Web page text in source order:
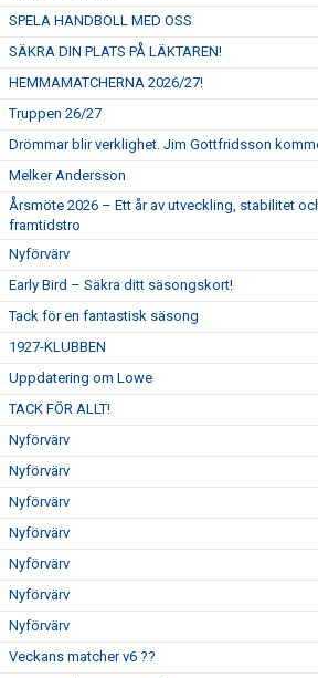
SPELA HANDBOLL MED OSS
SÄKRA DIN PLATS PÅ LÄKTAREN!
HEMMAMATCHERNA 2026/27!
Truppen 26/27
Drömmar blir verklighet. Jim Gottfridsson
Melker Andersson
Årsmöte 2026 – Ett år av utveckling, stabilitet
framtidstro
Nyförvärv
Early Bird – Säkra ditt säsongskort!
Tack för en fantastisk säsong
1927-KLUBBEN
Uppdatering om Lowe
TACK FÖR ALLT!
Nyförvärv
Nyförvärv
Nyförvärv
Nyförvärv
Nyförvärv
Nyförvärv
Nyförvärv
Veckans matcher v6 ??